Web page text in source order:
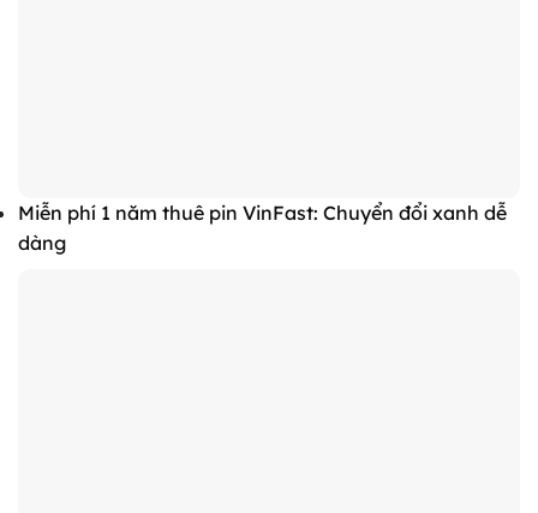
Miễn phí 1 năm thuê pin VinFast: Chuyển đổi xanh dễ
dàng